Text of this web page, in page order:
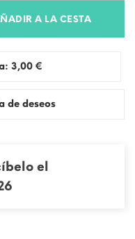
A LA CESTA
Pedir muestra: 3,00 €
de deseos
el